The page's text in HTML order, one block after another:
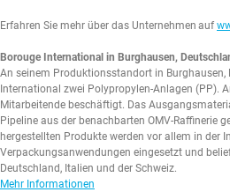
Erfahren Sie mehr über das Unternehmen auf
Borouge International in Burghausen,
An seinem Produktionsstandort in Burghausen,
International zwei Polypropylen-Anlagen (PP).
Mitarbeitende beschäftigt. Das
Pipeline aus der benachbarten OMV-Raffinerie
hergestellten Produkte werden vor allem in der
Verpackungsanwendungen eingesetzt und
Deutschland, Italien und der Schweiz.
Mehr Informationen